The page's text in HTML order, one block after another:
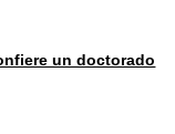
un doctorado